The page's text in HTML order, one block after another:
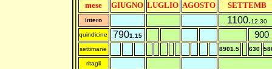
mese GIUGNO LUGLIO AGOSTO SETTEMB
intero 1100.12.30
quindicine
7901.15 900
settimane 8901.5 630
ritagli